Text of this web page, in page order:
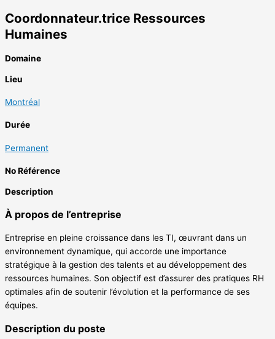
Coordonnateur.trice Ressources
Humaines
Domaine
Lieu
Montréal
Durée
Permanent
No Référence
Description
À propos de l’entreprise
Entreprise en pleine croissance dans les TI, œuvrant dans un
environnement dynamique, qui accorde une importance
stratégique à la gestion des talents et au développement des
ressources humaines. Son objectif est d’assurer des pratiques RH
optimales afin de soutenir l’évolution et la performance de ses
équipes.
Description du poste